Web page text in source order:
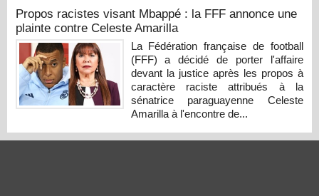
Propos racistes visant Mbappé : la FFF annonce une
plainte contre Celeste Amarilla
La Fédération française de football
(FFF) a décidé de porter l'affaire
devant la justice après les propos à
caractère raciste attribués à la
sénatrice paraguayenne Celeste
Amarilla à l'encontre de...